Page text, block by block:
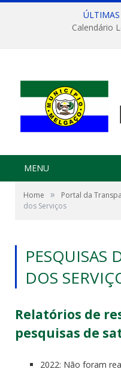
Calendário
MENU
Home » Portal da
dos Serviços
PESQUISAS
DOS
Relatórios de
pesquisas de
2022: Não foram